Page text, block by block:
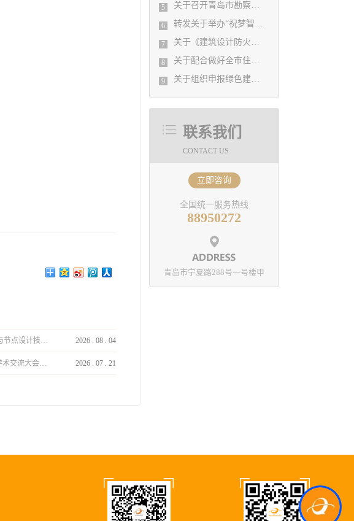
5 关于召开青岛市勘察设计协会 二О二О年度第一次理事会的通知
6 转发关于举办“祝梦智慧分享系列——复杂高层、商业综合体、大空间建筑暖通空调设计案例及新技术应用交流会”的通知
7 关于《建筑设计防火规范》和《建筑防烟排烟系统技术标准》规范培训班紧急补充通知
8 关于配合做好全市住建系统各行业企业工会 基本情况摸底调查的通知
9 关于组织申报绿色建材专家委员会专家的通知
联系我们
CONTACT US
立即咨询
全国统一服务热线
88950272
青岛市宁夏路288号一号楼甲
分享会的通知 2026 . 08 . 04
大会的通知 2026 . 07 . 21
Kcs.Ai